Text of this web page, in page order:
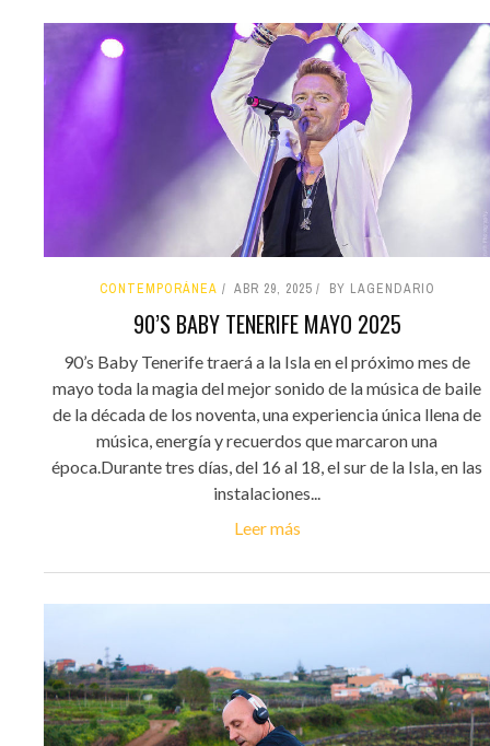
CONTEMPORÁNEA ABR 29, 2025 BY LAGENDARIO
90’S BABY TENERIFE MAYO 2025
90’s Baby Tenerife traerá a la Isla en el próximo mes de
mayo toda la magia del mejor sonido de la música de baile
de la década de los noventa, una experiencia única llena de
música, energía y recuerdos que marcaron una
época.Durante tres días, del 16 al 18, el sur de la Isla, en las
instalaciones...
Leer más